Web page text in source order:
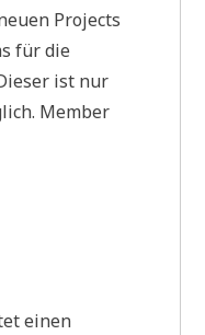
Projects
für die
ist nur
Member
einen